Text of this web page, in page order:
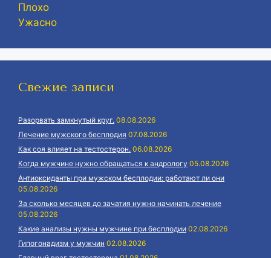
Плохо
Ужасно
Свежие записи
Разорвать замкнутый круг. 08.08.2026
Лечение мужского бесплодия 07.08.2026
Как соя влияет на тестостерон. 06.08.2026
Когда мужчине нужно обращаться к андрологу 05.08.2026
Антиоксиданты при мужском бесплодии: работают ли они
05.08.2026
За сколько месяцев до зачатия нужно начинать лечение
05.08.2026
Какие анализы нужны мужчине при бесплодии 02.08.2026
Гипогонадизм у мужчин 02.08.2026